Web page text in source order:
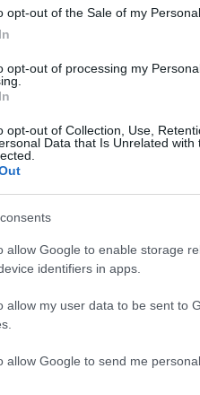
opt-out of the Sale of my Personal
opt-out of processing my
opt-out of Collection, Use,
Data that Is Unrelated
allow Google to enable storage
identifiers in apps.
allow my user data to be sent to
allow Google to send me